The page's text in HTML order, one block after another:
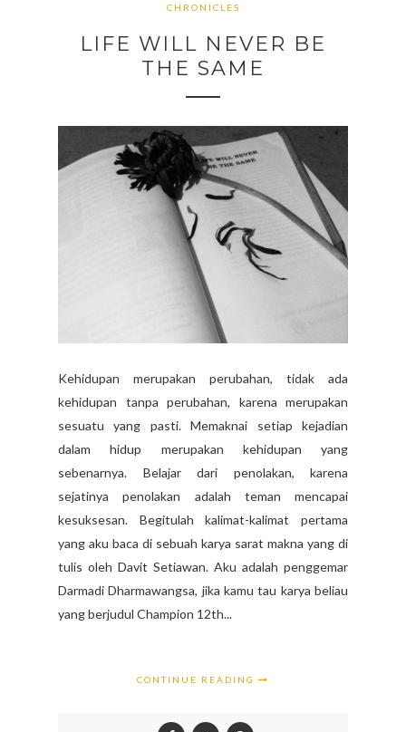
CHRONICLES
LIFE WILL NEVER BE
THE SAME
Kehidupan merupakan perubahan, tidak ada
kehidupan tanpa perubahan, karena merupakan
sesuatu yang pasti. Memaknai setiap kejadian
dalam hidup merupakan kehidupan yang
sebenarnya. Belajar dari penolakan, karena
sejatinya penolakan adalah teman mencapai
kesuksesan. Begitulah kalimat-kalimat pertama
yang aku baca di sebuah karya sarat makna yang di
tulis oleh Davit Setiawan. Aku adalah penggemar
Darmadi Dharmawangsa, jika kamu tau karya beliau
yang berjudul Champion 12th...
CONTINUE READING